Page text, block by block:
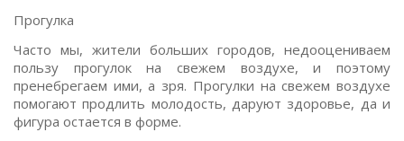
Прогулка
Часто мы, жители больших городов, недооцениваем
пользу прогулок на свежем воздухе, и поэтому
пренебрегаем ими, а зря. Прогулки на свежем воздухе
помогают продлить молодость, даруют здоровье, да и
фигура остается в форме.